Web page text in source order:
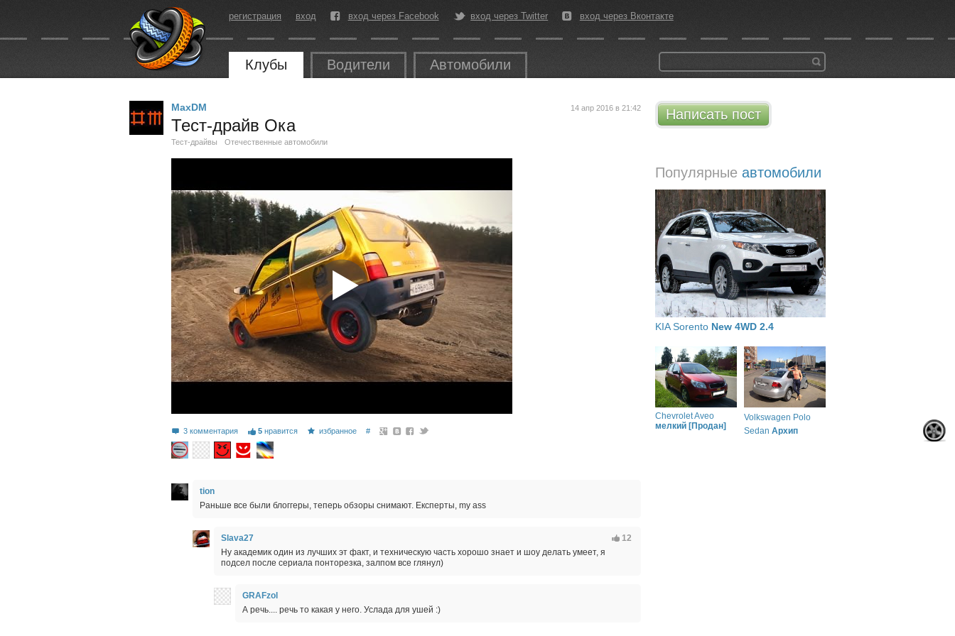
регистрация вход вход через Facebook вход через Twitter вход через Вконтакте
Клубы Водители Автомобили
Написать пост
Популярные автомобили
KIA Sorento New 4WD 2.4
Chevrolet Aveo
мелкий [Продан]
Volkswagen Polo
Sedan Архип
14 апр 2016 в 21:42
MaxDM
Тест-драйв Ока
Тест-драйвы Отечественные автомобили
3 комментария 5 нравится избранное #
tion
Раньше все были блоггеры, теперь обзоры снимают. Експерты, my ass
12
Slava27
Ну академик один из лучших эт факт, и техническую часть хорошо знает и шоу делать умеет, я
подсел после сериала понторезка, залпом все глянул)
GRAFzol
А речь.... речь то какая у него. Услада для ушей :)